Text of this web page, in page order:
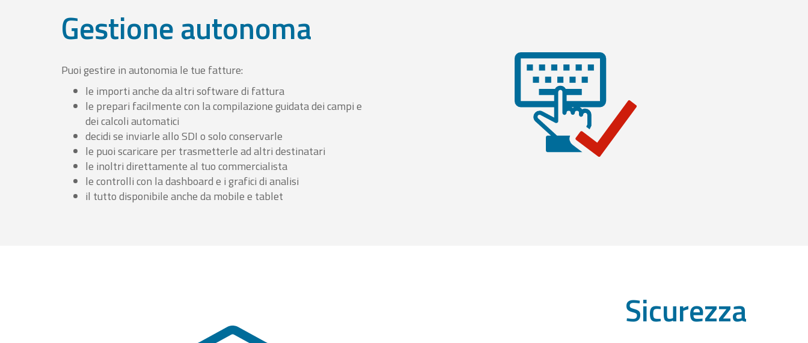
Gestione autonoma
Puoi gestire in autonomia le tue fatture:
le importi anche da altri software di fattura
le prepari facilmente con la compilazione guidata dei campi e
dei calcoli automatici
decidi se inviarle allo SDI o solo conservarle
le puoi scaricare per trasmetterle ad altri destinatari
le inoltri direttamente al tuo commercialista
le controlli con la dashboard e i grafici di analisi
il tutto disponibile anche da mobile e tablet
Sicurezza